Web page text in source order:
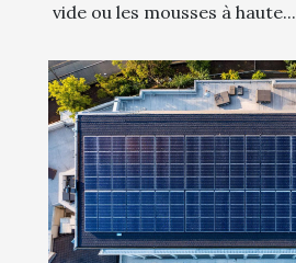
vide ou les mousses à haute...